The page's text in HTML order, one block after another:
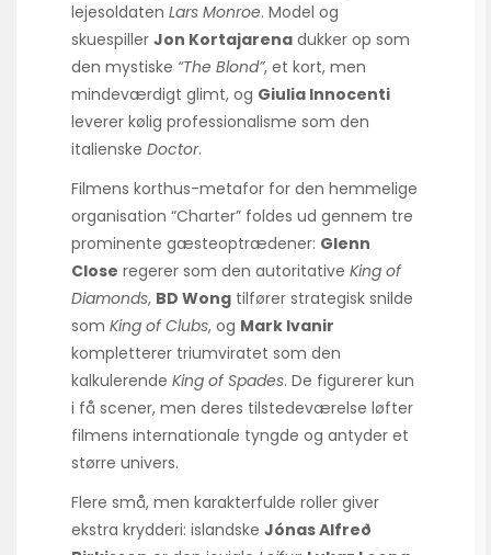
lejesoldaten Lars Monroe. Model og
skuespiller Jon Kortajarena dukker op som
den mystiske “The Blond”, et kort, men
mindeværdigt glimt, og Giulia Innocenti
leverer kølig professionalisme som den
italienske Doctor.
Filmens korthus-metafor for den hemmelige
organisation “Charter” foldes ud gennem tre
prominente gæsteoptrædener: Glenn
Close regerer som den autoritative King of
Diamonds, BD Wong tilfører strategisk snilde
som King of Clubs, og Mark Ivanir
kompletterer triumviratet som den
kalkulerende King of Spades. De figurerer kun
i få scener, men deres tilstedeværelse løfter
filmens internationale tyngde og antyder et
større univers.
Flere små, men karakterfulde roller giver
ekstra krydderi: islandske Jónas Alfreð